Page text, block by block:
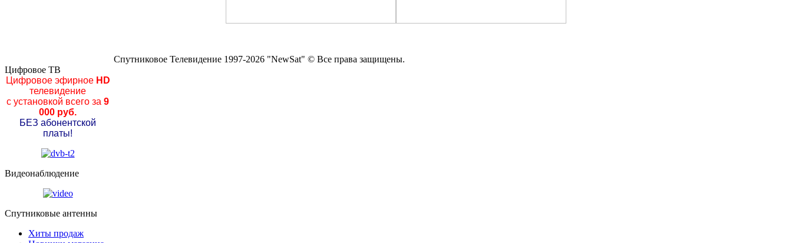
Спутниковое Телевидение 1997-2026 "NewSat" © Все права защищены.
Цифровое ТВ
Цифровое эфирноеHD
телевидение
с установкой всего за 9
000 руб.
БЕЗ абонентской
платы!
Видеонаблюдение
Спутниковые антенны
Хиты продаж